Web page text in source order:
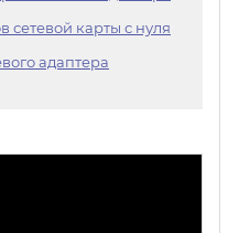
сетевой карты с нуля
адаптера